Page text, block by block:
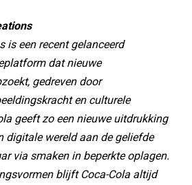
is een recent gelanceerd
dat nieuwe
gedreven door
en culturele
geeft zo een nieuwe uitdrukking
digitale wereld aan de geliefde
via smaken in beperkte oplagen.
blijft Coca-Cola altijd